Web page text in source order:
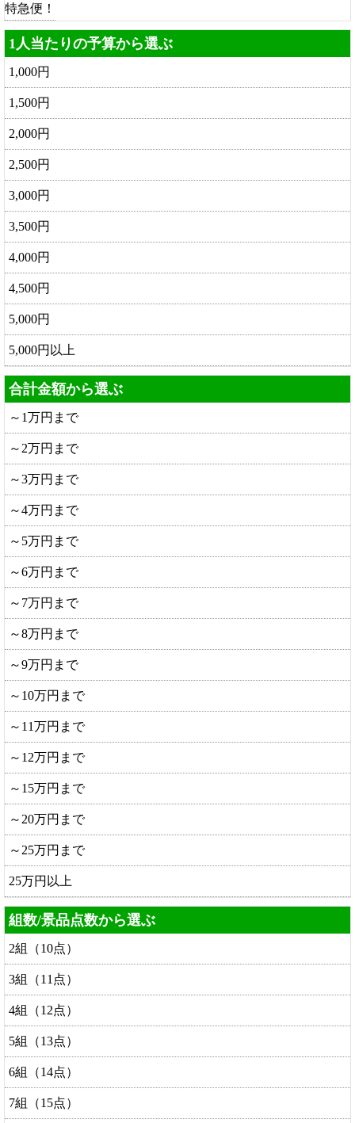
特急便！
1人当たりの予算から選ぶ
1,000円
1,500円
2,000円
2,500円
3,000円
3,500円
4,000円
4,500円
5,000円
5,000円以上
合計金額から選ぶ
～1万円まで
～2万円まで
～3万円まで
～4万円まで
～5万円まで
～6万円まで
～7万円まで
～8万円まで
～9万円まで
～10万円まで
～11万円まで
～12万円まで
～15万円まで
～20万円まで
～25万円まで
25万円以上
組数/景品点数から選ぶ
2組（10点）
3組（11点）
4組（12点）
5組（13点）
6組（14点）
7組（15点）